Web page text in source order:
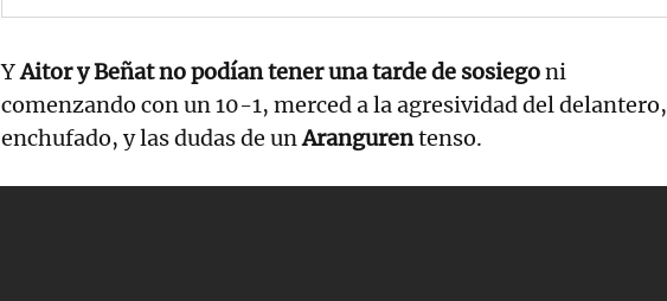
YAitor y Beñat no podían tener una tarde de sosiegoni
comenzando con un 10-1, merced a la agresividad del delantero,
enchufado, y las dudas de unArangurentenso.